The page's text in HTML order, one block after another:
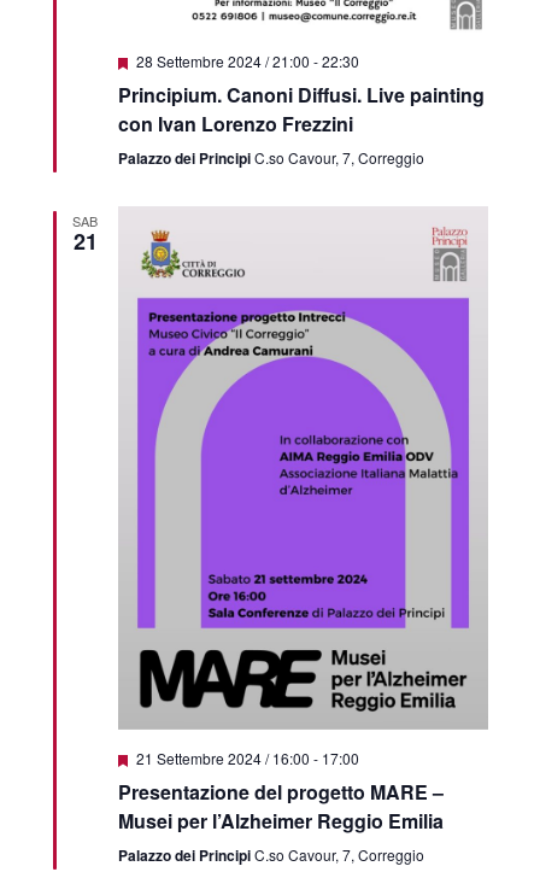
Featured
28 Settembre 2024 / 21:00 -22:30
Principium. Canoni Diffusi. Live painting
con Ivan Lorenzo Frezzini
Palazzo dei PrincipiC.so Cavour, 7, Correggio
SAB
21
Featured
21 Settembre 2024 / 16:00 - 17:00
Presentazione del progetto MARE –
Musei per l’Alzheimer Reggio Emilia
Palazzo dei PrincipiC.so Cavour, 7, Correggio